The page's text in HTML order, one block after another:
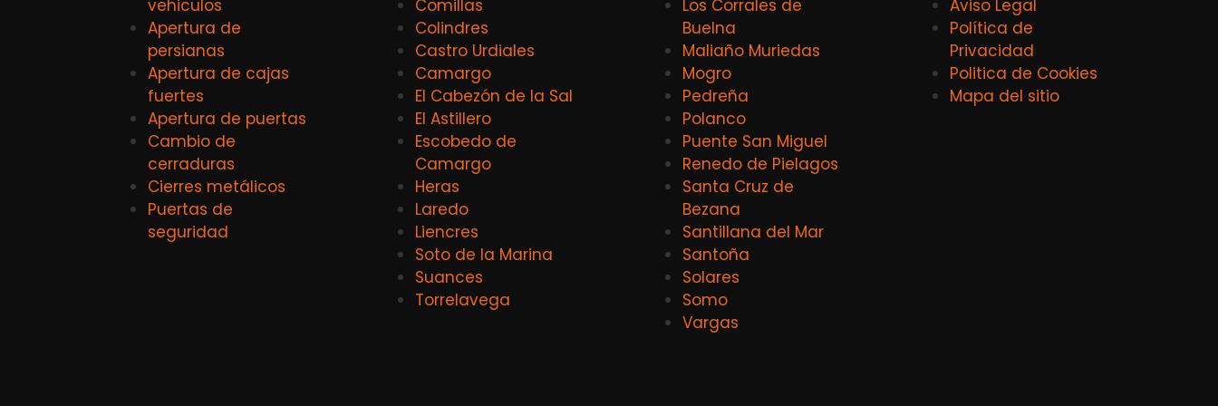
vehiculos
Apertura de
persianas
Apertura de cajas
fuertes
Apertura de puertas
Cambio de
cerraduras
Cierres metálicos
Puertas de
seguridad
Comillas
Colindres
Castro Urdiales
Camargo
El Cabezón de la Sal
El Astillero
Escobedo de
Camargo
Heras
Laredo
Liencres
Soto de la Marina
Suances
Torrelavega
Los Corrales de
Buelna
Maliaño Muriedas
Mogro
Pedreña
Polanco
Puente San Miguel
Renedo de Pielagos
Santa Cruz de
Bezana
Santillana del Mar
Santoña
Solares
Somo
Vargas
Aviso Legal
Política de
Privacidad
Politica de Cookies
Mapa del sitio